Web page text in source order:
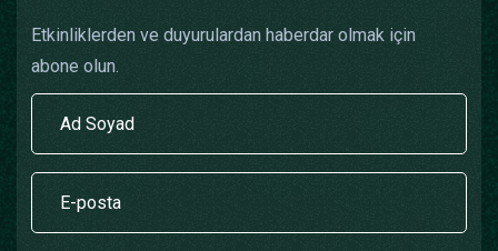
Etkinliklerden ve duyurulardan haberdar olmak için
abone olun.